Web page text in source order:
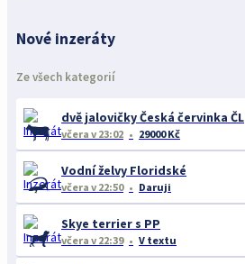
Nové inzeráty
Ze všech kategorií
dvě jalovičky Česká červinka ČL
včera v 23:02 29000 Kč
Vodní želvy Floridské
včera v 22:50 Daruji
Skye terrier s PP
včera v 22:39 V textu